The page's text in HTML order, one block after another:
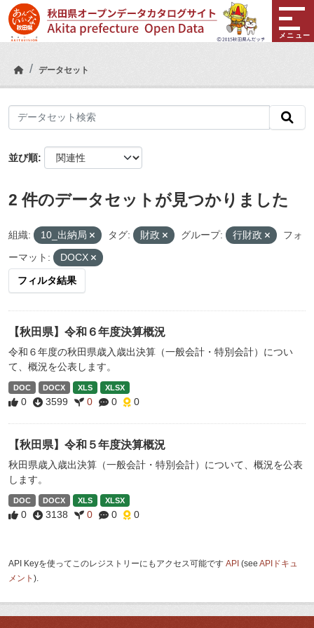
Skip to main content
メニュー
データセット
並び順
2 件のデータセットが見つかりました
組織: 10_出納局 タグ: 財政 グループ: 行財政
フォ
ーマット:
DOCX
フィルタ結果
【秋田県】令和６年度決算概況
令和６年度の秋田県歳入歳出決算（一般会計・特別会計）につい
て、概況を公表します。
DOC DOCX XLS XLSX
0 3599 0 0 0
【秋田県】令和５年度決算概況
秋田県歳入歳出決算（一般会計・特別会計）について、概況を公表
します。
DOC DOCX XLS XLSX
0 3138 0 0 0
API Keyを使ってこのレジストリーにもアクセス可能です API (see APIドキュ
メント ).